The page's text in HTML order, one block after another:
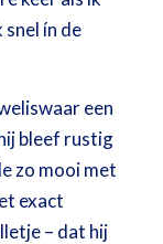
ín de
een
bleef rustig
zo mooi met
exact
– dat hij